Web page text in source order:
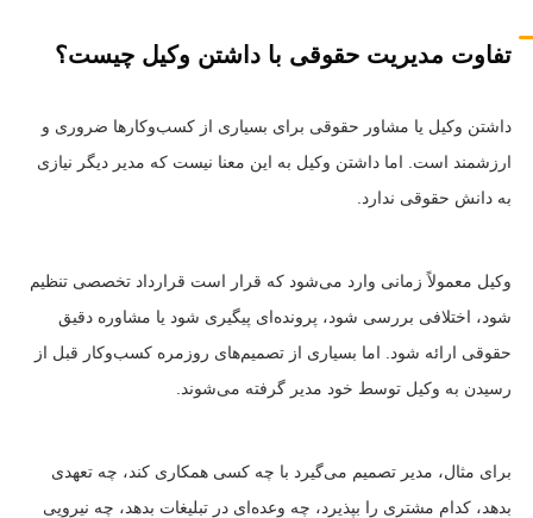
تفاوت مدیریت حقوقی با داشتن وکیل چیست؟
داشتن وکیل یا مشاور حقوقی برای بسیاری از کسب‌وکارها ضروری و
ارزشمند است. اما داشتن وکیل به این معنا نیست که مدیر دیگر نیازی
به دانش حقوقی ندارد.
وکیل معمولاً زمانی وارد می‌شود که قرار است قرارداد تخصصی تنظیم
شود، اختلافی بررسی شود، پرونده‌ای پیگیری شود یا مشاوره دقیق
حقوقی ارائه شود. اما بسیاری از تصمیم‌های روزمره کسب‌وکار قبل از
رسیدن به وکیل توسط خود مدیر گرفته می‌شوند.
برای مثال، مدیر تصمیم می‌گیرد با چه کسی همکاری کند، چه تعهدی
بدهد، کدام مشتری را بپذیرد، چه وعده‌ای در تبلیغات بدهد، چه نیرویی